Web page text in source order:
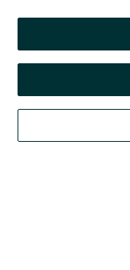
Nie pamiętasz hasła?
Kontynuując za